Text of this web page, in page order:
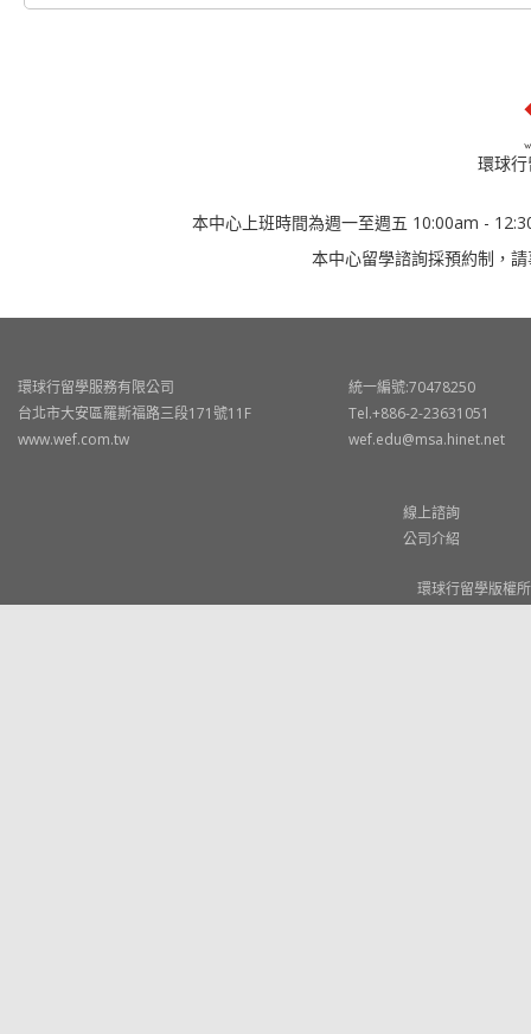
環球
本中心上班時間為週一至週五 10:00am -
本中心留學諮詢採預約制，
環球行留學服務有限公司
台北市大安區羅斯福路三段171號11F
www.wef.com.tw
統一編號:70478250
Tel.+886-2-23631051
wef.edu@msa.hinet.net
線上諮詢
公司介紹
環球行留學版權